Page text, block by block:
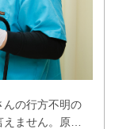
んの行方不明の
ません。原…